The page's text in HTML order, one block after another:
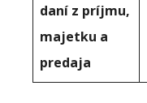
daní z príjmu,
majetku a
predaja